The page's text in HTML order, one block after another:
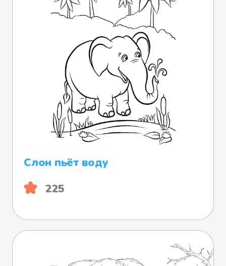
Слон пьёт воду
225